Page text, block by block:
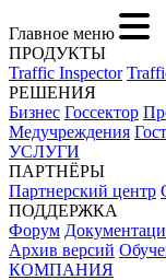
Главное меню
ПРОДУКТЫ
Traffic Inspector
РЕШЕНИЯ
Бизнес Госсектор
Медучреждения
УСЛУГИ
ПАРТНЁРЫ
Партнерский центр
ПОДДЕРЖКА
Форум
Архив версий
КОМПАНИЯ